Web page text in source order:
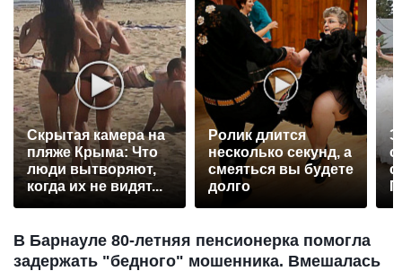
Скрытая камера на
пляже Крыма: Что
люди вытворяют,
когда их не видят...
Ролик длится
несколько секунд, а
смеяться вы будете
долго
В Барнауле 80-летняя пенсионерка помогла
задержать "бедного" мошенника. Вмешалась